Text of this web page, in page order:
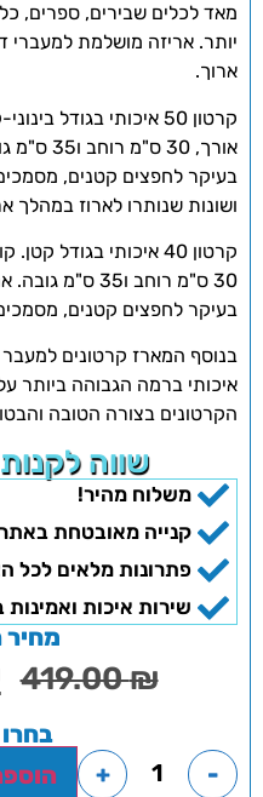
מאד לכלים שבירים, ספרים,
יותר. אריזה מושלמת למעברי
ארוך.
אורך, 30
בעיקר לחפצים קטנים,
ושונות שנותרו לארוז במהלך
30 ס"מ רוחב
בעיקר לחפצים קטנים,
בנוסף המארז קרטונים
איכותי ברמה הגבוהה ביותר
הקרטונים בצורה הטובה
שווה
משלוח מהיר!
קנייה מאובטחת באתר
פתרונות מלאים לכל
שירות איכות
מחיר
419.00₪
-
+